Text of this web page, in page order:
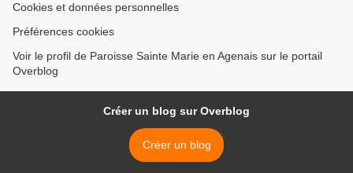
Cookies et données personnelles
Préférences cookies
Voir le profil de Paroisse Sainte Marie en Agenais sur le portail
Overblog
Créer un blog sur Overblog
Créer un blog